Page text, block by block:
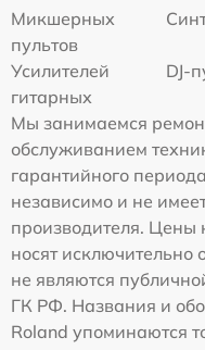
Микшерных
пультов
Усилителей
гитарных
DJ-
Мы занимаемся
обслуживанием
гарантийного
независимо и не
производителя. Цены
носят исключительно
не являются
ГК РФ. Названия и
Roland упоминаются